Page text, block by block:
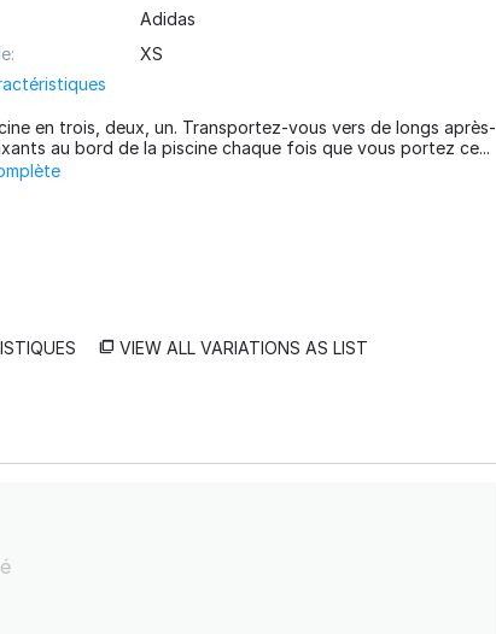
Adidas
XS
en trois, deux, un. Transportez-vous vers de longs après-
au bord de la piscine chaque fois que vous portez ce...
VIEW ALL VARIATIONS AS LIST